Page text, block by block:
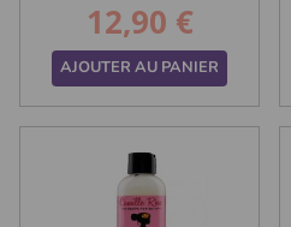
Prix
12,90 €
AJOUTER AU PANIER